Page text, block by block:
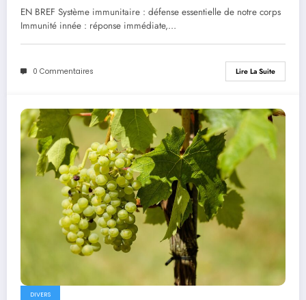
EN BREF Système immunitaire : défense essentielle de notre corps
Immunité innée : réponse immédiate,…
0 Commentaires Lire La Suite
DIVERS